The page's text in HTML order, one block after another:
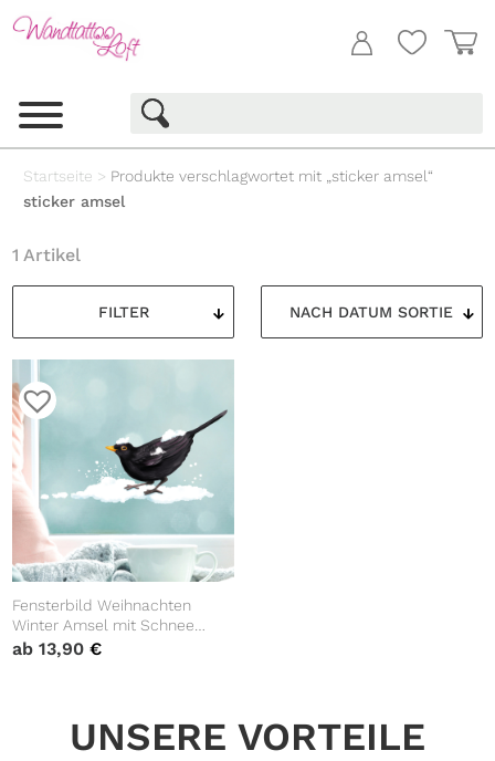
Startseite > Produkte verschlagwortet mit „sticker amsel“
sticker amsel
FILTER
1 Artikel
Fensterbild Weihnachten
Winter Amsel mit Schnee
Fensterdeko winterliche
ab13,90€
UNSERE VORTEILE